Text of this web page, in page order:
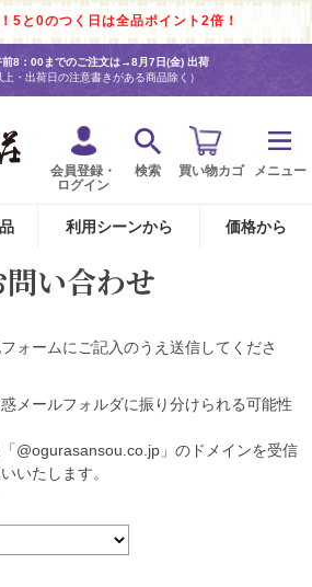
5と0のつく日は全品ポイント2倍！
前8：00までのご注文は→8月7日(金) 出荷
・出荷日の注意書きがある商品除く）
会員登録・
ログイン
検索 買い物カゴ メニュー
利用シーンから 価格から
問い合わせ
ォームにご記入のうえ送信してくださ
メールフォルダに振り分けられる可能性
@ogurasansou.co.jp」のドメインを受信
いたします。